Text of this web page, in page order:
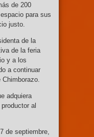
de 200
para sus
justo.
de la
de la feria
y a los
a continuar
Chimborazo.
adquiera
al
de septiembre,